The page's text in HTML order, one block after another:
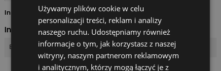
Indeks 2010180
Indeksy
EAN13 5907190810424
Używamy plików cookie w celu
personalizacji treści, reklam i analizy
naszego ruchu. Udostępniamy również
informacje o tym, jak korzystasz z naszej
witryny, naszym partnerom reklamowym
i analitycznym, którzy mogą łączyć je z